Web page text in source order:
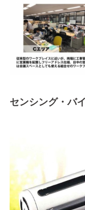
センシング・バ